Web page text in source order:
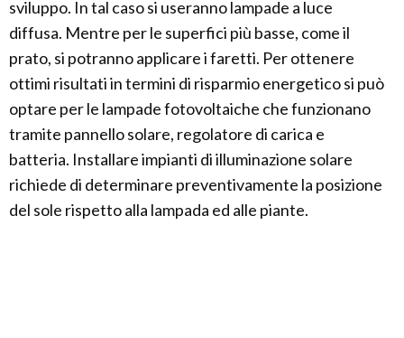
sviluppo. In tal caso si useranno lampade a luce
diffusa. Mentre per le superfici più basse, come il
prato, si potranno applicare i faretti. Per ottenere
ottimi risultati in termini di risparmio energetico si può
optare per le lampade fotovoltaiche che funzionano
tramite pannello solare, regolatore di carica e
batteria. Installare impianti di illuminazione solare
richiede di determinare preventivamente la posizione
del sole rispetto alla lampada ed alle piante.